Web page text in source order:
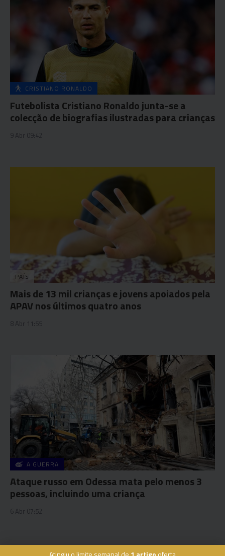
CRISTIANO RONALDO
Futebolista Cristiano Ronaldo junta-se a
colecção de biografias ilustradas para crianças
9 Abr 09:42
PAÍS
Mais de 13 mil crianças e jovens apoiados pela
APAV nos últimos quatro anos
8 Abr 11:55
A GUERRA
Ataque russo em Odessa mata pelo menos 3
pessoas, incluindo uma criança
6 Abr 07:52